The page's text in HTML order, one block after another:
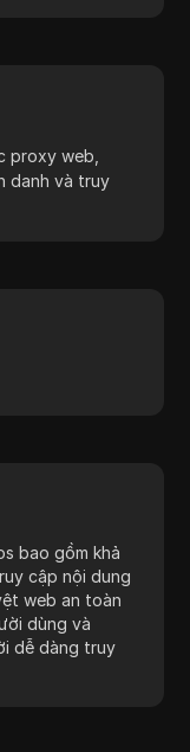
proxy web,
danh và truy
bao gồm khả
cập nội dung
web an toàn
dùng và
dễ dàng truy